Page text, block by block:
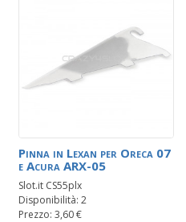
Pinna in Lexan per Oreca 07
e Acura ARX-05
Slot.it CS55plx
Disponibilità: 2
Prezzo: 3,60 €